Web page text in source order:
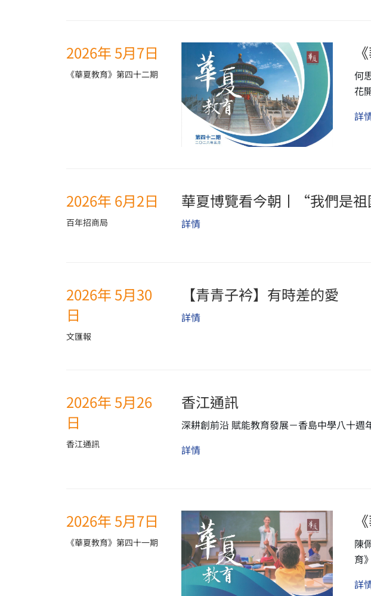
2026年 5月7日
《華夏教育》第四十二期
何
花
詳
2026年 6月2日
百年招商局
華夏博覽看今朝丨“我們是祖
詳情
2026年 5月30
日
文匯報
【青青子衿】有時差的愛
詳情
2026年 5月26
日
香江通訊
香江通訊
深耕創前沿 賦能教育發展－香島中學八十週
詳情
2026年 5月7日
《華夏教育》第四十一期
陳
育
詳